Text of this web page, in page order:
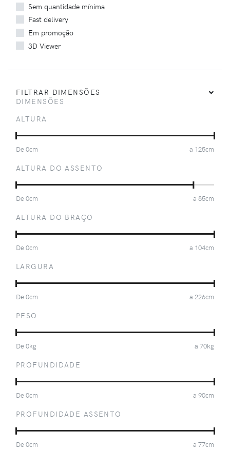
Sem quantidade mínima
Fast delivery
Em promoção
3D Viewer
FILTRAR DIMENSÕES
DIMENSÕES
ALTURA
De0cm a 125cm
ALTURA DO ASSENTO
De0cm a 85cm
ALTURA DO BRAÇO
De0cm a 104cm
LARGURA
De0cm a 226cm
PESO
De0kg a 70kg
PROFUNDIDADE
De0cm a 90cm
PROFUNDIDADE ASSENTO
De0cm a 77cm